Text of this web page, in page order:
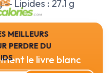
Lipides : 27.1 g
meilleurs
perdre du
le livre blanc